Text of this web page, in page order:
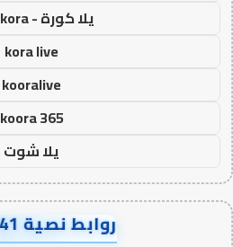
يلا كورة - yallakora
kora live
kooralive
koora 365
يلا شوت
روابط نصية AA90141